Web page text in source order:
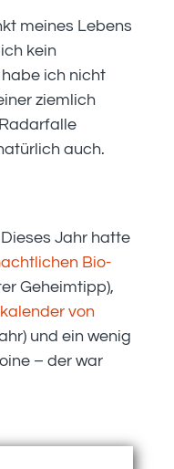
meines Lebens
kein
ich nicht
ziemlich
auch.
Jahr hatte
Bio-
Geheimtipp),
von
und ein wenig
– der war